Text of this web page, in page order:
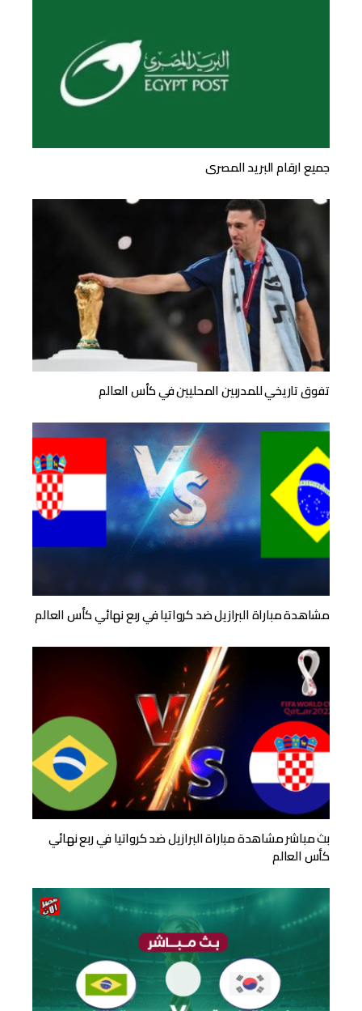
جميع ارقام البريد المصرى
تفوق تاريخي للمدربين المحليين في كأس العالم
مشاهدة مباراة البرازيل ضد كرواتيا في ربع نهائي كأس العالم
بث مباشر مشاهدة مباراة البرازيل ضد كرواتيا في ربع نهائي
كأس العالم